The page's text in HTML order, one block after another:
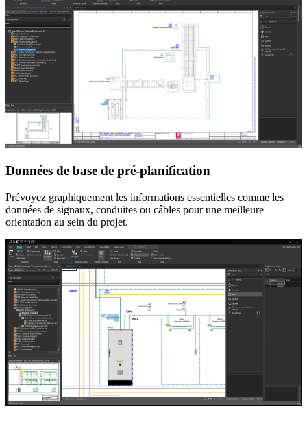
Données de base de pré-planification
Prévoyez graphiquement les informations essentielles comme les
données de signaux, conduites ou câbles pour une meilleure
orientation au sein du projet.